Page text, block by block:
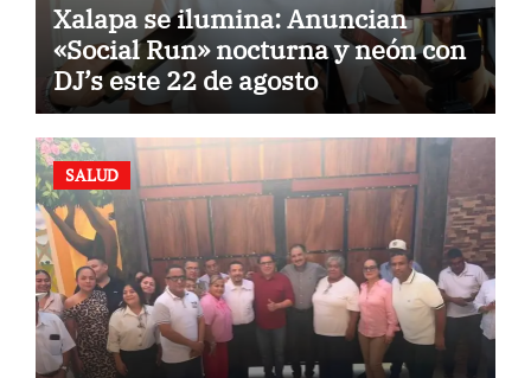
Xalapa se ilumina: Anuncian
«Social Run» nocturna y neón con
DJ’s este 22 de agosto
SALUD